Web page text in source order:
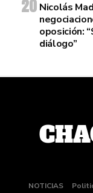
Nicolás
oposición:
diálogo”
NOTICIAS